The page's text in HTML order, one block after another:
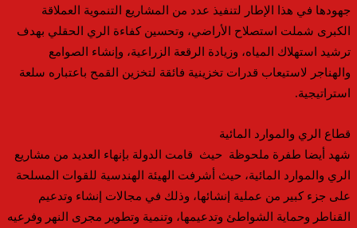
جهودها في هذا الإطار لتنفيذ عدد من المشاريع التنموية العملاقة
الكبرى شملت استصلاح الأراضي، وتحسين كفاءة الري الحقلي بهدف
ترشيد استهلاك المياه، وزيادة الرقعة الزراعية، وإنشاء الصوامع
والهناجر لاستيعاب قدرات تخزينية فائقة لتخزين القمح باعتباره سلعة
استراتيجية.
قطاع الري والموارد المائية
شهد أيضا طفرة ملحوظة حيث قامت الدولة بإنهاء العديد من مشاريع
الري والموارد المائية، حيث أشرفت الهيئة الهندسية للقوات المسلحة
على جزء كبير من عملية إنشائها، وذلك في مجالات إنشاء وتدعيم
القناطر وحماية الشواطئ وتدعيمها، وتنمية وتطوير مجرى النهر وفرعيه